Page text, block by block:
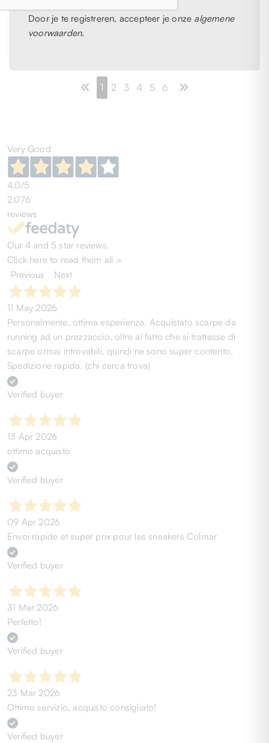
Door je te registreren, accepteer je onze algemene
voorwaarden.
unisex Wally
1945epna 100
€ 95,00
Alsana
1 2 3 4 5 6
Very Good
4,0/5
2.076
reviews
Our 4 and 5 star reviews.
Click here to read them all >
Previous
Next
11 May 2026
Personalmente, ottima esperienza. Acquistato scarpe da
running ad un prezzaccio, oltre al fatto che si trattasse di
scarpe ormai introvabili, quindi ne sono super contento.
Spedizione rapida. (chi cerca trova)
Verified buyer
13 Apr 2026
ottimo acquisto
Verified buyer
09 Apr 2026
Envoi rapide et super prix pour les sneakers Colmar
Verified buyer
31 Mar 2026
Perfetto!
Verified buyer
23 Mar 2026
Ottimo servizio, acquisto consigliato!
Verified buyer